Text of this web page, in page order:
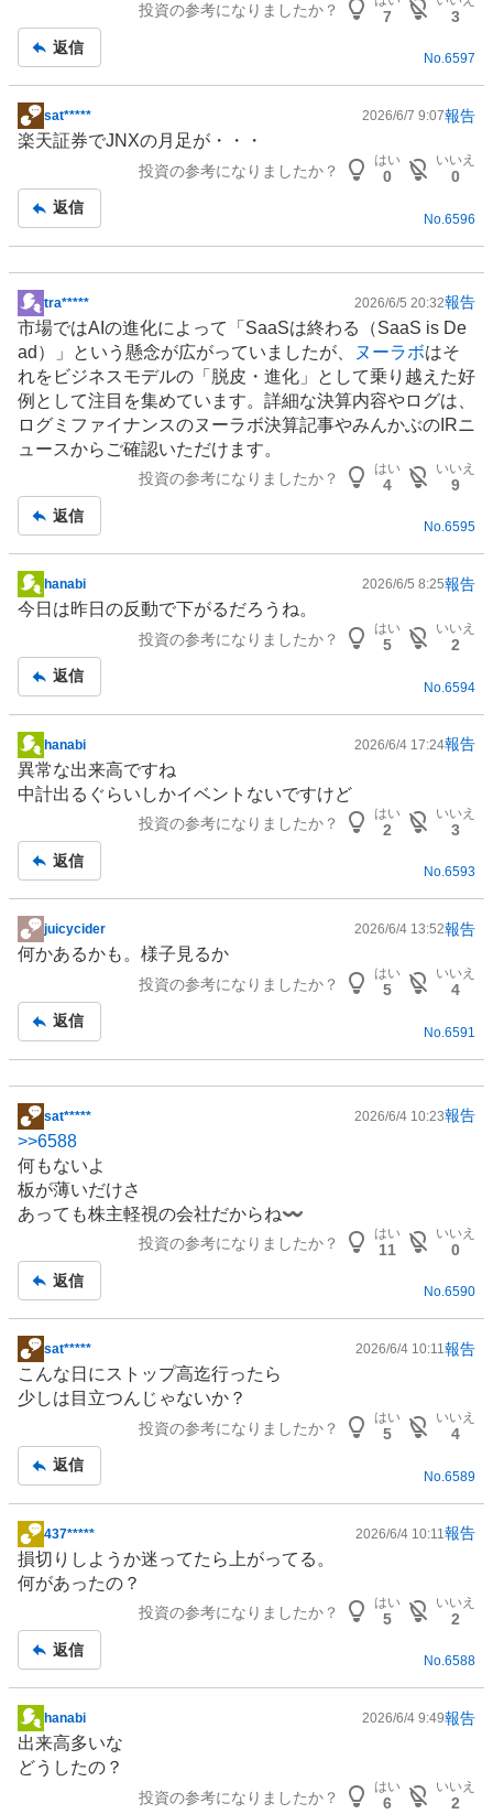
投資の参考になりましたか？ 7
3
返信
No.6597
掲
示
事
sat***** 2026/6/7 9:07報告
楽天証券でJNXの月足が・・・
投資の参考になりましたか？
はい
0
いいえ
0
返信
No. 6596
掲
示
板
記
事
tra***** 2026/6/5 20:32報告
市場ではAIの進化によって「 SaaSは終わる（SaaS is De
ad）」という懸念が広がっていましたが、
ヌーラボはそ
れをビジネスモデルの「脱皮・進化」として乗り越えた好
例として注目を集めています。詳細な決算内容やログは、
ログミファイナンスのヌーラボ決算記事やみんかぶの⁠IRニ
ュースからご確認いただけます。
投資の参考になりましたか？
はい
4
いいえ
9
返信
No.6595
掲
示
事
hanabi 2026/6/5 8:25報告
今日は昨日の反動で下がるだろうね。
投資の参考になりましたか？
はい
5
いいえ
2
返信
No. 6594
掲
示
板
hanabi 2026/6/4 17:24報告
異常な出来高ですね
中計出るぐらいしかイベント ないですけど
投資の参考になりましたか？
はい
2
いいえ
3
返信
No.6593
掲
示
事
juicycider 2026/6/4 13:52報告
何かあるかも。様子見るか
投資の参考になりましたか？
はい
5
いいえ
4
返信
No. 6591
掲
示
板
記
事
sat***** 2026/6/4 10:23報告
>>6588
何もないよ
板が薄いだけさ
あっても株主軽視の会社だからね〰️
投資の参考になりましたか？
はい
11
いいえ
0
返信
No.6590
掲
示
板
sat***** 2026/6/4 10:11報告
こんな日にストップ高迄行ったら
少しは目立つんじゃないか？
投資の参考になりましたか？
はい
5
いいえ
4
返信
No. 6589
掲
示
板
437***** 2026/6/4 10:11 報告
損切りしようか迷ってたら上がってる。
何があったの？
投資の参考になりましたか？
はい
5
いいえ
2
返信
No.6588
掲
示
板
hanabi 2026/6/4 9:49報告
出来高多いな
どうしたの？
投資の参考になりましたか？
はい
6
いいえ
2